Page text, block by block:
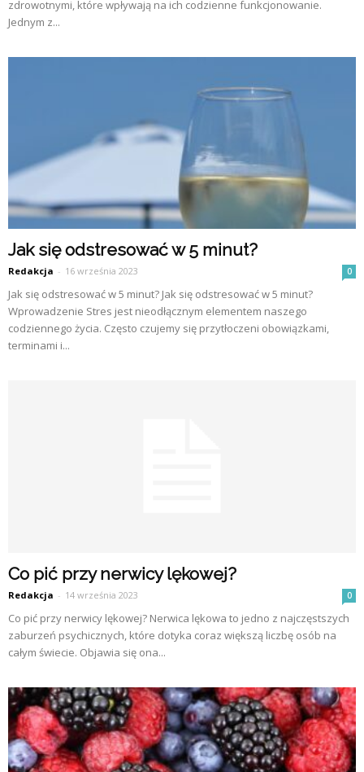
zdrowotnymi, które wpływają na ich codzienne funkcjonowanie.
Jednym z...
Jak się odstresować w 5 minut?
Redakcja - 16 września 2023 0
Jak się odstresować w 5 minut? Jak się odstresować w 5 minut?
Wprowadzenie Stres jest nieodłącznym elementem naszego
codziennego życia. Często czujemy się przytłoczeni obowiązkami,
terminami i...
Co pić przy nerwicy lękowej?
Redakcja - 14 września 2023 0
Co pić przy nerwicy lękowej? Nerwica lękowa to jedno z najczęstszych
zaburzeń psychicznych, które dotyka coraz większą liczbę osób na
całym świecie. Objawia się ona...